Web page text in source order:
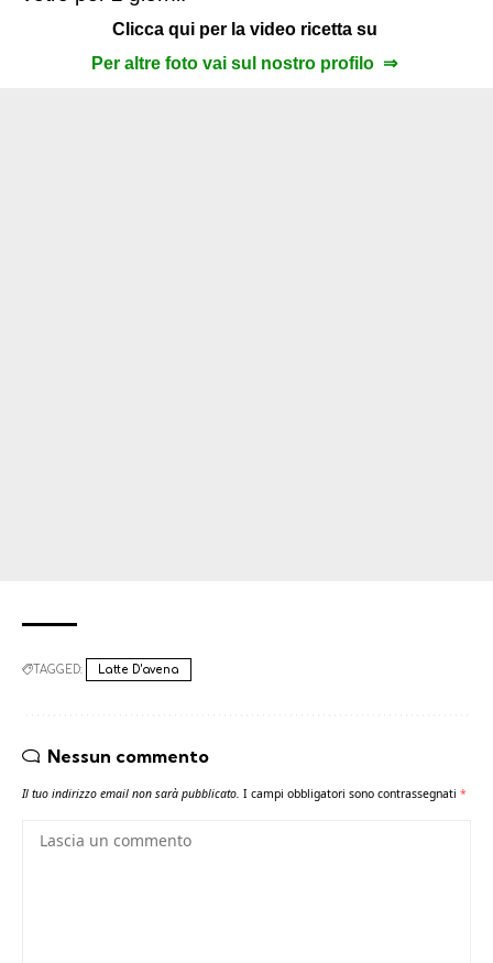
Clicca qui per la video ricetta su
Per altre foto vai sul nostro profilo ⇒
TAGGED: Latte D'avena
Nessun commento
Il tuo indirizzo email non sarà pubblicato. I campi obbligatori sono contrassegnati *